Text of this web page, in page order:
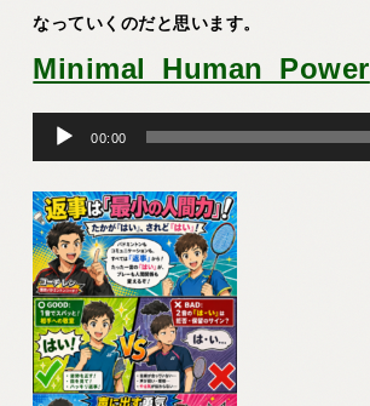
なっていくのだと思います。
Minimal_Human_Power
音
プ
レ
ー
ヤ
ー
00:00